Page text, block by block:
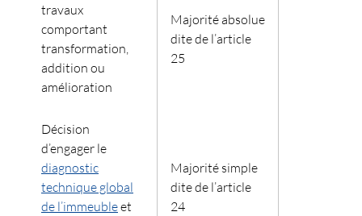
travaux
comportant
transformation,
addition ou
amélioration
Majorité absolue
dite de l’article
25
Décision
d’engager le
diagnostic
technique global
de l’immeubleet
Majorité simple
dite de l’article
24